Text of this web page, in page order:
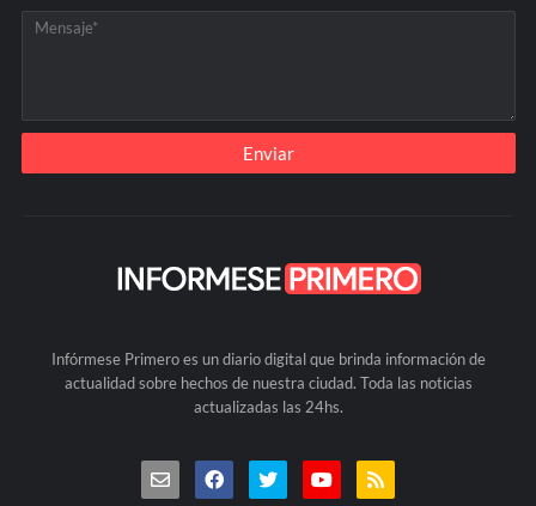
Infórmese Primero es un diario digital que brinda información de
actualidad sobre hechos de nuestra ciudad. Toda las noticias
actualizadas las 24hs.